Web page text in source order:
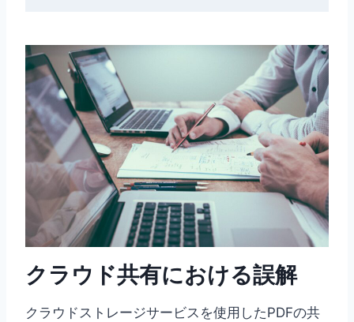
クラウド共有における誤解
クラウドストレージサービスを使用したPDFの共